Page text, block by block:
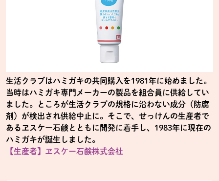
生活クラブはハミガキの共同購入を1981年に始めました。
当時はハミガキ専門メーカーの製品を組合員に供給してい
ました。ところが生活クラブの規格に沿わない成分（防腐
剤）が検出され供給中止に。そこで、せっけんの生産者で
あるヱスケー石鹸とともに開発に着手し、1983年に現在の
ハミガキが誕生しました。
【生産者】ヱスケー石鹸株式会社